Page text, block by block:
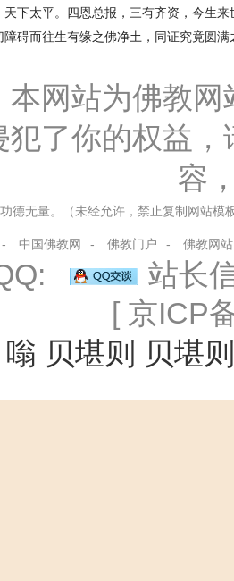
下太平。四恩总报，三有齐资，今生
碍而往生有缘之佛净土，同证究竟圆满
本网站为佛教
犯了你的权益
容
德无量。（未经允许，禁止复制网站模
- 中国佛教网 - 佛教门户 - 佛教网站
站长
[ 京ICP
嗡 贝堪则 贝堪则